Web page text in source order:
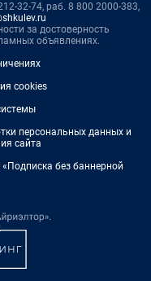
32-74, раб. 8 800 2000-383,
за достоверность
объявлениях.
cookies
персональных данных и
сайта
без баннерной